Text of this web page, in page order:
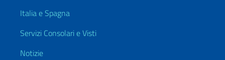
Italia e Spagna
Servizi Consolari e Visti
Notizie